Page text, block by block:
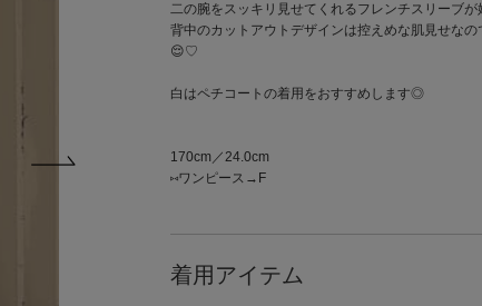
二の腕をスッキリ見せてくれるフレンチスリーブが
背中のカットアウトデザインは控えめな肌見せなの
😌♡
白はペチコートの着用をおすすめします◎
170cm／24.0cm
⑅ワンピース→F
着用アイテム